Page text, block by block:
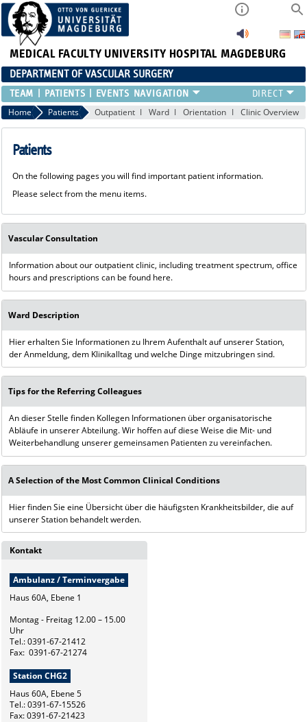
MEDICAL FACULTY UNIVERSITY HOSPITAL MAGDEBURG
DEPARTMENT OF VASCULAR SURGERY
TEAM PATIENTS EVENTS
Home Patients Outpatient Ward Orientation Clinic Overview
Patients
On the following pages you will find important patient information.
Please select from the menu items.
Vascular Consultation
Information about our outpatient clinic, including treatment spectrum, office
hours and prescriptions can be found here.
Ward Description
Hier erhalten Sie Informationen zu Ihrem Aufenthalt auf unserer Station,
der Anmeldung, dem Klinikalltag und welche Dinge mitzubringen sind.
Tips for the Referring Colleagues
An dieser Stelle finden Kollegen Informationen über organisatorische
Abläufe in unserer Abteilung. Wir hoffen auf diese Weise die Mit- und
Weiterbehandlung unserer gemeinsamen Patienten zu vereinfachen.
A Selection of the Most Common Clinical Conditions
Hier finden Sie eine Übersicht über die häufigsten Krankheitsbilder, die auf
unserer Station behandelt werden.
Kontakt
Ambulanz / Terminvergabe
Haus 60A, Ebene 1
Montag - Freitag 12.00 – 15.00
Uhr
Tel.: 0391-67-21412
Fax: 0391-67-21274
Station CHG2
Haus 60A, Ebene 5
Tel.: 0391-67-15526
Fax: 0391-67-21423